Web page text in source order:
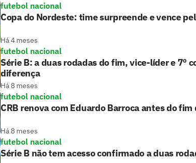
futebol nacional
Copa do Nordeste: time surpreende e vence
Há 4 meses
futebol nacional
Série B: a duas rodadas do fim, vice-líder e 7º
diferença
Há 8 meses
futebol nacional
CRB renova com Eduardo Barroca antes do fim
Há 8 meses
futebol nacional
Série B não tem acesso confirmado a duas